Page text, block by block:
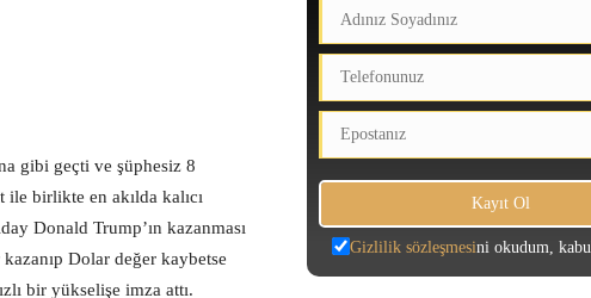
gibi geçti ve şüphesiz 8
birlikte en akılda kalıcı
Donald Trump’ın kazanması
Dolar değer kaybetse
bir yükselişe imza attı.
Gizlilik sözleşmesini okudum,